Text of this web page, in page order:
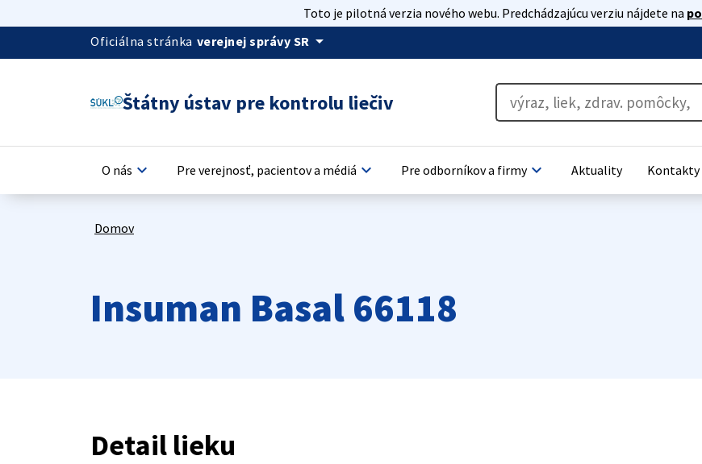
Toto je pilotná verzia nového webu. Predchádzajúcu verziu nájdete na
Oficiálna stránka verejnej správy SR arrow_drop_down
Štátny ústav pre kontrolu liečiv
O nás keyboard_arrow_down Pre verejnosť, pacientov a médiá keyboard_arrow_down Pre odborníkov a firmykeyboard_arrow_down Aktuality Kontakty
Domov
Insuman Basal 66118
Detail lieku